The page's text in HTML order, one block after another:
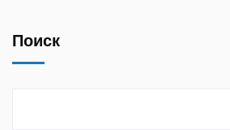
Поиск